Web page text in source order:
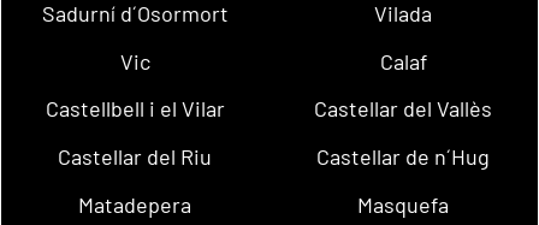
Sadurní d´Osormort
Vilada
Vic
Calaf
Castellbell i el Vilar
Castellar del Vallès
Castellar del Riu
Castellar de n´Hug
Matadepera
Masquefa